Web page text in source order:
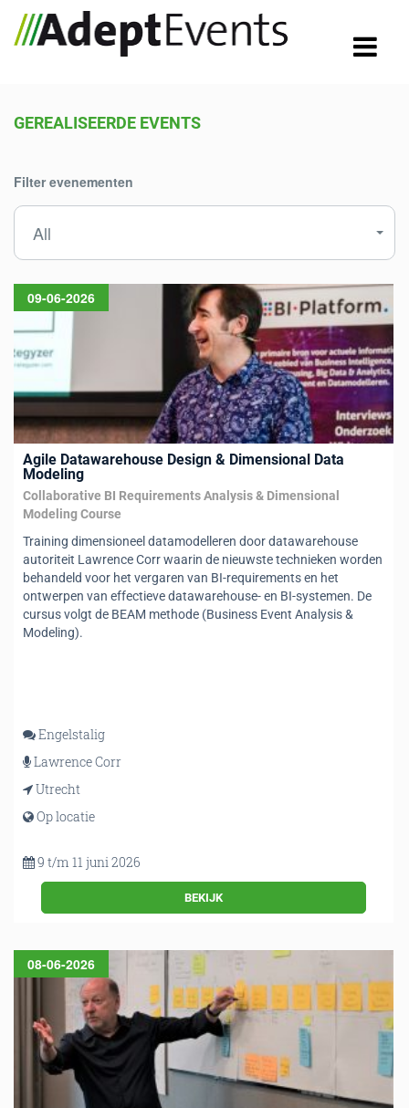
GEREALISEERDE EVENTS
Filter evenementen
All
09-06-2026
Agile Datawarehouse Design & Dimensional Data
Modeling
Collaborative BI Requirements Analysis & Dimensional
Modeling Course
Training dimensioneel datamodelleren door datawarehouse
autoriteit Lawrence Corr waarin de nieuwste technieken worden
behandeld voor het vergaren van BI-requirements en het
ontwerpen van effectieve datawarehouse- en BI-systemen. De
cursus volgt de BEAM methode (Business Event Analysis &
Modeling).
Engelstalig
Lawrence Corr
Utrecht
Op locatie
9 t/m 11 juni 2026
BEKIJK
08-06-2026